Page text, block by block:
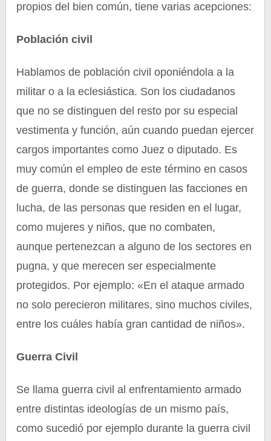
propios del bien común, tiene varias acepciones:
Población civil
Hablamos de población civil oponiéndola a la
militar o a la eclesiástica. Son los ciudadanos
que no se distinguen del resto por su especial
vestimenta y función, aún cuando puedan ejercer
cargos importantes como Juez o diputado. Es
muy común el empleo de este término en casos
de guerra, donde se distinguen las facciones en
lucha, de las personas que residen en el lugar,
como mujeres y niños, que no combaten,
aunque pertenezcan a alguno de los sectores en
pugna, y que merecen ser especialmente
protegidos. Por ejemplo: «En el ataque armado
no solo perecieron militares, sino muchos civiles,
entre los cuáles había gran cantidad de niños».
Guerra Civil
Se llama guerra civil al enfrentamiento armado
entre distintas ideologías de un mismo país,
como sucedió por ejemplo durante la guerra civil